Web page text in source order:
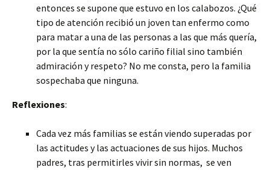
entonces se supone que estuvo en los calabozos. ¿Qué
tipo de atención recibió un joven tan enfermo como
para matar a una de las personas a las que más quería,
por la que sentía no sólo cariño filial sino también
admiración y respeto? No me consta, pero la familia
sospechaba que ninguna.
Reflexiones:
Cada vez más familias se están viendo superadas por
las actitudes y las actuaciones de sus hijos. Muchos
padres, tras permitirles vivir sin normas, se ven